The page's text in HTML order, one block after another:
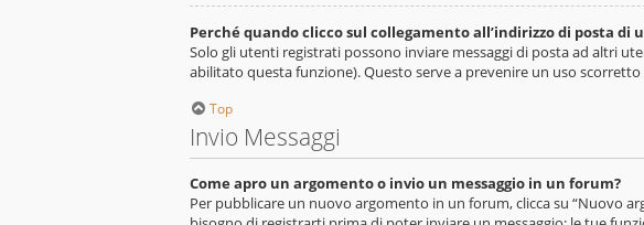
Perché quando clicco sul collegamento all’indirizzo di posta
Solo gli utenti registrati possono inviare messaggi di posta ad altri
abilitato questa funzione). Questo serve a prevenire un uso
Top
Invio Messaggi
Come apro un argomento o invio un messaggio in un forum?
Per pubblicare un nuovo argomento in un forum, clicca su “Nuovo